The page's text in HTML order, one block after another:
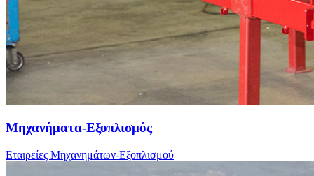
Μηχανήματα-Εξοπλισμός
Εταιρείες Μηχανημάτων-Εξοπλισμού